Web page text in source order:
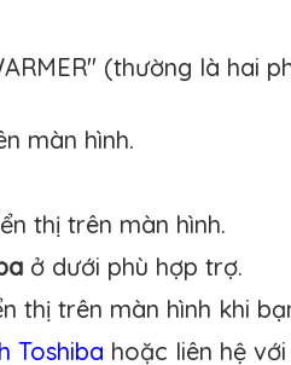
(thường là hai
màn hình.
thị trên màn hình.
ở dưới phù hợp trợ.
thị trên màn hình khi
Toshiba hoặc liên hệ với